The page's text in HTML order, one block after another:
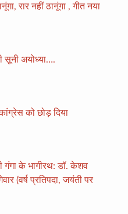
रार नहीं ठानूंगा , गीत नया
सूनी अयोध्या….
को छोड़ दिया
गंगा के भागीरथ: डॉ. केशव
(वर्ष प्रतिपदा, जयंती पर